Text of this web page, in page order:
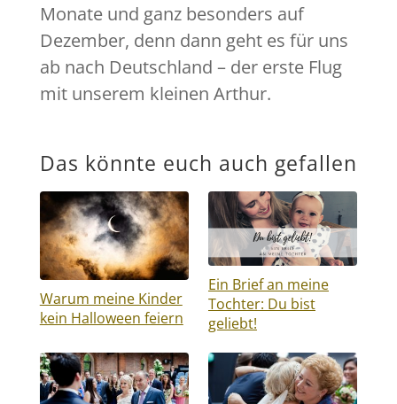
Monate und ganz besonders auf
Dezember, denn dann geht es für uns
ab nach Deutschland – der erste Flug
mit unserem kleinen Arthur.
Das könnte euch auch gefallen
Warum meine Kinder
kein Halloween feiern
Ein Brief an meine
Tochter: Du bist
geliebt!